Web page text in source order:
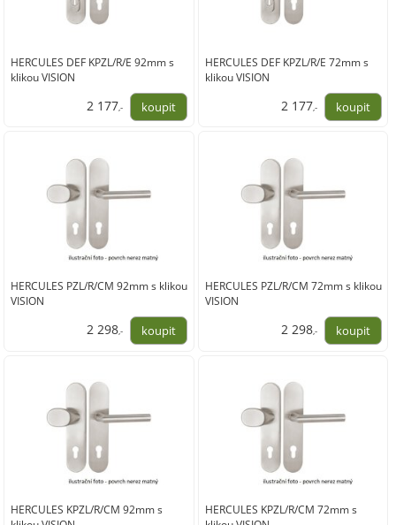
HERCULES DEF KPZL/R/E 92mm s
klikou VISION
2 177,-
HERCULES DEF KPZL/R/E 72mm s
klikou VISION
2 177,-
HERCULES PZL/R/CM 92mm s klikou
VISION
2 298,-
HERCULES PZL/R/CM 72mm s klikou
VISION
2 298,-
HERCULES KPZL/R/CM 92mm s
HERCULES KPZL/R/CM 72mm s